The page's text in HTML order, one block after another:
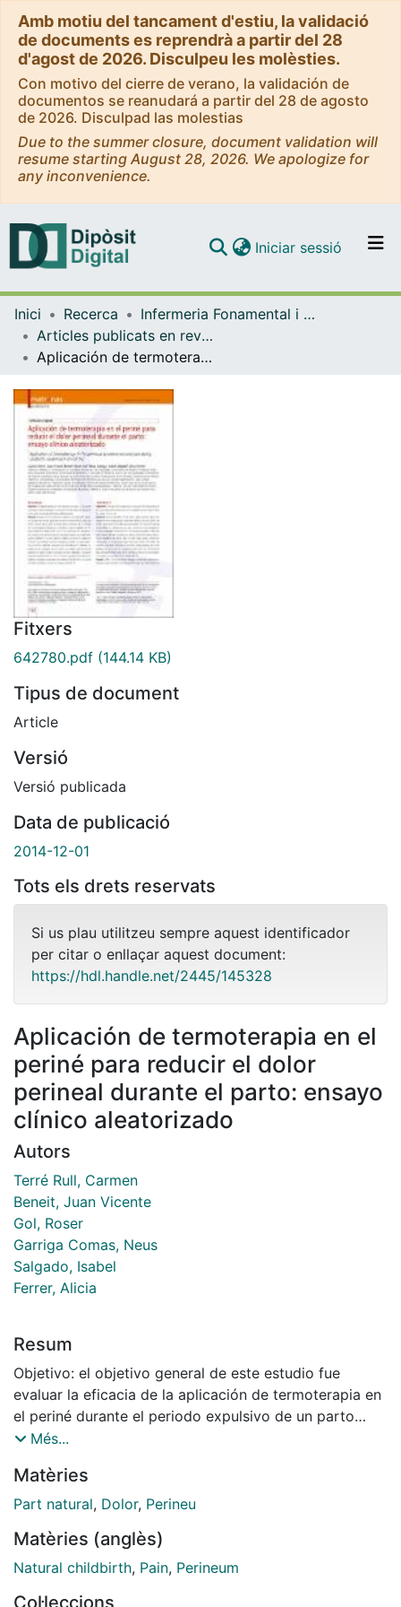
Amb motiu del tancament d'estiu, la validació
de documents es reprendrà a partir del 28
d'agost de 2026. Disculpeu les molèsties.
Con motivo del cierre de verano, la validación de
documentos se reanudará a partir del 28 de agosto
de 2026. Disculpad las molestias
Due to the summer closure, document validation will
resume starting August 28, 2026. We apologize for
any inconvenience.
Navega per tot el DD
Iniciar sessió (current)
Inici Recerca
Infermeria Fonamental i Clínica
Articles publicats en revistes (Infermeria Fonamental i Clínica)
Aplicación de termoterapia en el periné para reducir el dolor perineal durante el parto: ensayo clínico aleatorizado
Fitxers
642780.pdf (144.14 KB)
Tipus de document
Article
Versió
Versió publicada
Data de publicació
2014-12-01
Tots els drets reservats
Si us plau utilitzeu sempre aquest identificador
per citar o enllaçar aquest document:
https://hdl.handle.net/2445/145328
Aplicación de termoterapia en el
periné para reducir el dolor
perineal durante el parto: ensayo
clínico aleatorizado
Autors
Terré Rull, Carmen
Beneit, Juan Vicente
Gol, Roser
Garriga Comas, Neus
Salgado, Isabel
Ferrer, Alicia
Resum
Objetivo: el objetivo general de este estudio fue
evaluar la eficacia de la aplicación de termoterapia en
el periné durante el periodo expulsivo de un parto
normal para disminuir el dolor perineal. Método:
aleatoria al grupo de estudio: aplicación de calor
húmedo (GCH), calor seco (GCS) y grupo control
Universidad de Barcelona y se realizó en cinco
hospitales de Cataluña durante los años 2009 y 2010.
Més...
Matèries
Part natural, Dolor, Perineu
Matèries (anglès)
Natural childbirth, Pain, Perineum